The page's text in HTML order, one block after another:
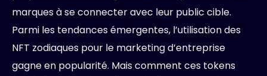
marques à se connecter avec leur public cible.
Parmi les tendances émergentes, l’utilisation des
NFT zodiaques pour le marketing d’entreprise
gagne en popularité. Mais comment ces tokens